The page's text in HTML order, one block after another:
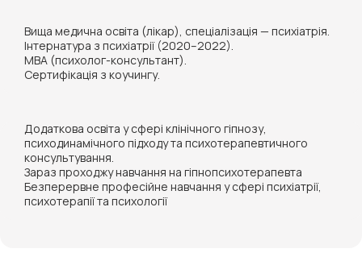
Вища медична освіта (лікар), спеціалізація — психіатрія.
Інтернатура з психіатрії (2020–2022).
MBA (психолог-консультант).
Сертифікація з коучингу.
Додаткова освіта у сфері клінічного гіпнозу,
психодинамічного підходу та психотерапевтичного
консультування.
Зараз проходжу навчання на гіпнопсихотерапевта
Безперервне професійне навчання у сфері психіатрії,
психотерапії та психології